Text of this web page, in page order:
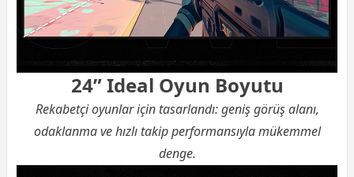
24” Ideal Oyun Boyutu
Rekabetçi oyunlar için tasarlandı: geniş görüş alanı,
odaklanma ve hızlı takip performansıyla mükemmel
denge.